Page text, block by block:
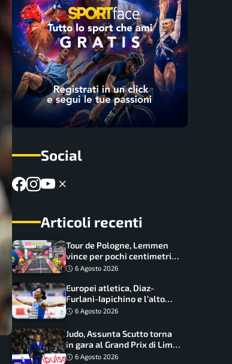
Social
Articoli recenti
Tour de Pologne, Lemmen
vince per pochi centimetri
su Scaroni: maxi-caduta e
6 Agosto 2026
Europei atletica, Diaz-
Furlani-Iapichino e l’alto
azzurro: l’Italia sogna nei
6 Agosto 2026
Judo, Assunta Scutto torna
in gara al Grand Prix di Lima:
17 azzurri convocati
6 Agosto 2026